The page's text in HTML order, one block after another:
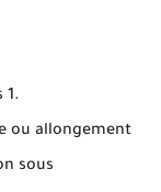
1.
ou allongement
sous